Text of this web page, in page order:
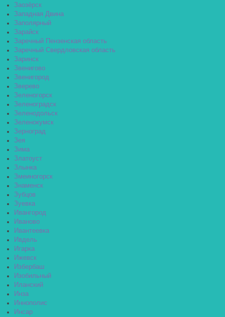
Заозёрск
Западная Двина
Заполярный
Зарайск
Заречный Пензенская область
Заречный Свердловская область
Заринск
Звенигово
Звенигород
Зверево
Зеленогорск
Зеленоградск
Зеленодольск
Зеленокумск
Зерноград
Зея
Зима
Златоуст
Злынка
Змеиногорск
Знаменск
Зубцов
Зуевка
Ивангород
Иваново
Ивантеевка
Ивдель
Игарка
Ижевск
Избербаш
Изобильный
Иланский
Инза
Иннополис
Инсар